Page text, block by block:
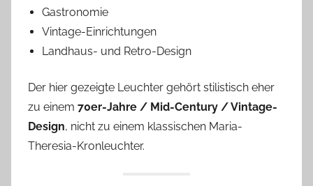
Gastronomie
Vintage-Einrichtungen
Landhaus- und Retro-Design
Der hier gezeigte Leuchter gehört stilistisch eher
zu einem 70er-Jahre / Mid-Century / Vintage-
Design, nicht zu einem klassischen Maria-
Theresia-Kronleuchter.